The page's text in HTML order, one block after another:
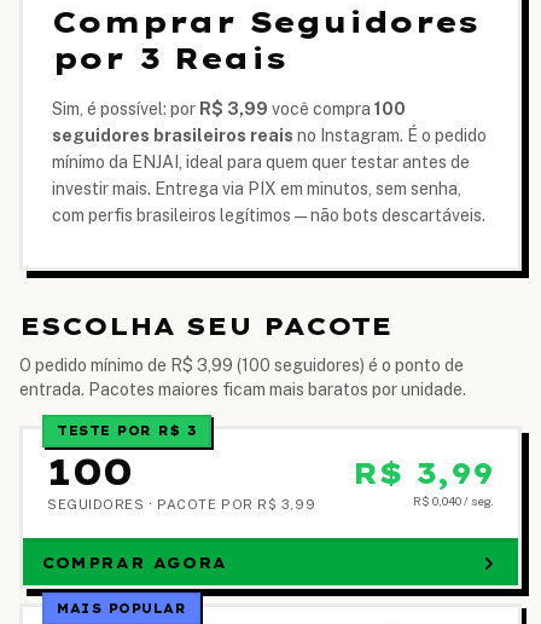
Comprar Seguidores
por 3 Reais
Sim, é possível: por R$ 3,99 você compra 100
seguidores brasileiros reais no Instagram. É o pedido
mínimo da ENJAI, ideal para quem quer testar antes de
investir mais. Entrega via PIX em minutos, sem senha,
com perfis brasileiros legítimos — não bots descartáveis.
ESCOLHA SEU PACOTE
O pedido mínimo de R$ 3,99 (100 seguidores) é o ponto de
entrada. Pacotes maiores ficam mais baratos por unidade.
TESTE POR R$ 3
100
SEGUIDORES · PACOTE POR R$ 3,99
R$ 3,99
R$ 0,040/ seg.
COMPRAR AGORA
MAIS POPULAR